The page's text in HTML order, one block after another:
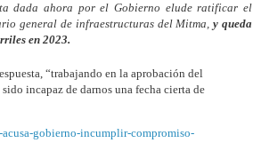
dada ahora por el Gobierno elude ratificar el
general de infraestructuras del Mitma,y queda
en 2023.
“trabajando en la aprobación del
incapaz de darnos una fecha cierta de
gobierno-incumplir-compromiso-